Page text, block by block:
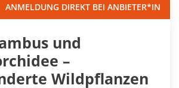
ANMELDUNG DIREKT BEI ANBIETER*IN
und
–
Wildpflanzen